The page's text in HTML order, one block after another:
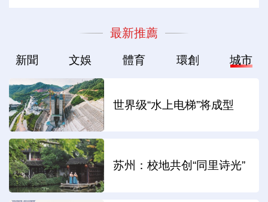
最新推薦
新聞 文娛 體育 環創 城市
世界级“水上电梯”将成型
苏州：校地共创“同里诗光”